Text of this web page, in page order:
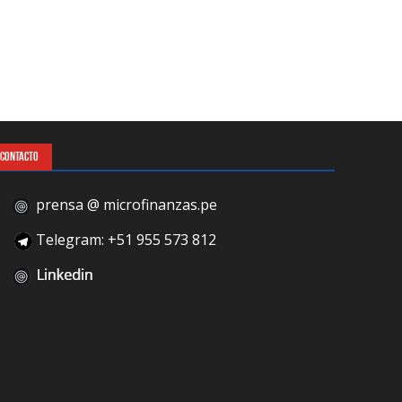
CONTACTO
prensa @ microfinanzas.pe
Telegram: +51 955 573 812